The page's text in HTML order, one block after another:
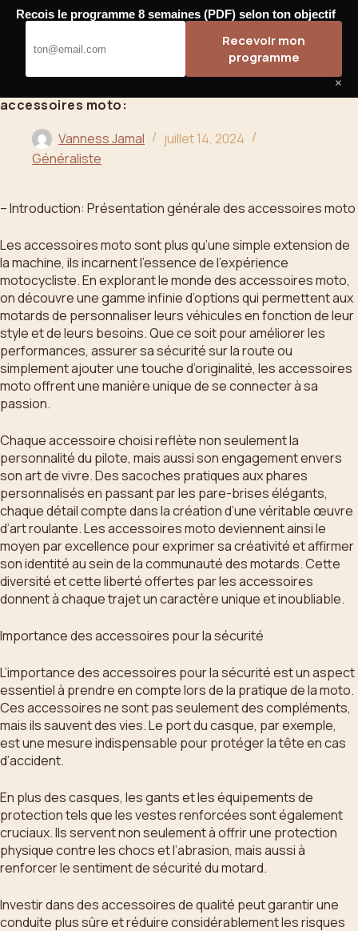
Passer
contenu
Bahoo
accessoires moto:
Vanness Jamal
juillet 14, 2024
Généraliste
– Introduction: Présentation générale des accessoires moto
Les accessoires moto sont plus qu’une simple extension de
la machine, ils incarnent l’essence de l’expérience
motocycliste. En explorant le monde des accessoires moto,
on découvre une gamme infinie d’options qui permettent aux
motards de personnaliser leurs véhicules en fonction de leur
style et de leurs besoins. Que ce soit pour améliorer les
performances, assurer sa sécurité sur la route ou
simplement ajouter une touche d’originalité, les accessoires
moto offrent une manière unique de se connecter à sa
passion.
Chaque accessoire choisi reflète non seulement la
personnalité du pilote, mais aussi son engagement envers
son art de vivre. Des sacoches pratiques aux phares
personnalisés en passant par les pare-brises élégants,
chaque détail compte dans la création d’une véritable œuvre
d’art roulante. Les accessoires moto deviennent ainsi le
moyen par excellence pour exprimer sa créativité et affirmer
son identité au sein de la communauté des motards. Cette
diversité et cette liberté offertes par les accessoires
donnent à chaque trajet un caractère unique et inoubliable.
Importance des accessoires pour la sécurité
L’importance des accessoires pour la sécurité est un aspect
essentiel à prendre en compte lors de la pratique de la moto.
Ces accessoires ne sont pas seulement des compléments,
mais ils sauvent des vies. Le port du casque, par exemple,
est une mesure indispensable pour protéger la tête en cas
d’accident.
En plus des casques, les gants et les équipements de
protection tels que les vestes renforcées sont également
cruciaux. Ils servent non seulement à offrir une protection
physique contre les chocs et l’abrasion, mais aussi à
renforcer le sentiment de sécurité du motard.
Investir dans des accessoires de qualité peut garantir une
conduite plus sûre et réduire considérablement les risques
Recois le programme 8 semaines (PDF) selon ton objectif
Recevoir mon
programme
×